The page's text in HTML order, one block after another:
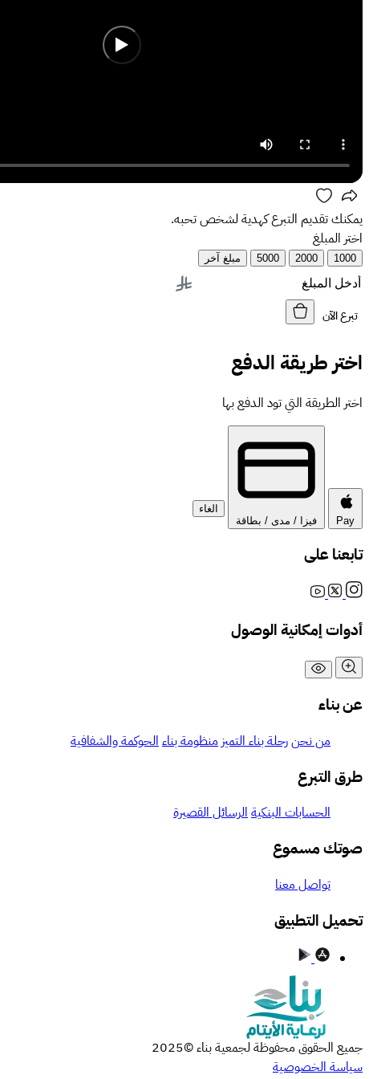
يمكنك تقديم التبرع كهدية لشخص تحبه.
اختر المبلغ
1000
2000
5000 مبلغ آخر
تبرع الآن
اختر طريقة الدفع
اختر الطريقة التي تود الدفع بها
Pay فيزا / مدى / بطاقة
الغاء
تابعنا على
أدوات إمكانية الوصول
عن بناء
من نحنرحلة بناء التميز منظومة بناءالحوكمة والشفافية
طرق التبرع
الحسابات البنكيةالرسائل القصيرة
صوتك مسموع
تواصل معنا
تحميل التطبيق
جميع الحقوق محفوظة لجمعية بناء ©2025
سياسة الخصوصية